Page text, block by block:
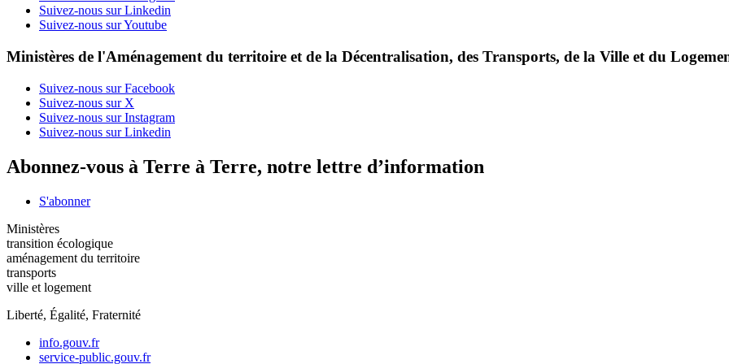
Suivez-nous sur Linkedin
Suivez-nous sur Youtube
Ministères de l'Aménagement du territoire et de la Décentralisation, des Transports, de la Ville et du
Suivez-nous sur Facebook
Suivez-nous sur X
Suivez-nous sur Instagram
Suivez-nous sur Linkedin
Abonnez-vous à Terre à Terre, notre lettre d’information
S'abonner
Ministères
transition écologique
aménagement du territoire
transports
ville et logement
Liberté, Égalité, Fraternité
info.gouv.fr
service-public.gouv.fr